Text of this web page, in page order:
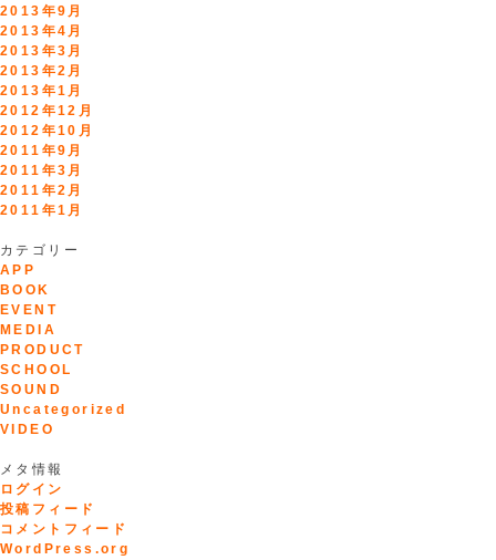
2013年9月
2013年4月
2013年3月
2013年2月
2013年1月
2012年12月
2012年10月
2011年9月
2011年3月
2011年2月
2011年1月
カテゴリー
APP
BOOK
EVENT
MEDIA
PRODUCT
SCHOOL
SOUND
Uncategorized
VIDEO
メタ情報
ログイン
投稿フィード
コメントフィード
WordPress.org